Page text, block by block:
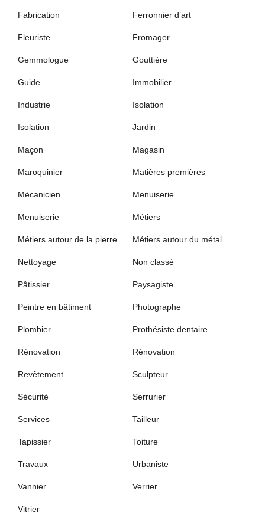
Fabrication Ferronnier d’art
Fleuriste Fromager
Gemmologue Gouttière
Guide Immobilier
Industrie Isolation
Isolation Jardin
Maçon Magasin
Maroquinier Matières premières
Mécanicien Menuiserie
Menuiserie Métiers
Métiers autour de la pierre Métiers autour du métal
Nettoyage Non classé
Pâtissier Paysagiste
Peintre en bâtiment Photographe
Plombier Prothésiste dentaire
Rénovation Rénovation
Revêtement Sculpteur
Sécurité Serrurier
Services Tailleur
Tapissier Toiture
Travaux Urbaniste
Vannier Verrier
Vitrier